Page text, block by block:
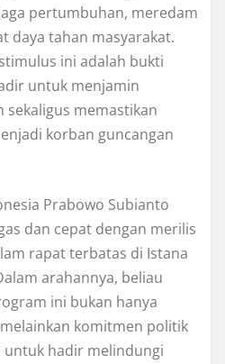
pertumbuhan, meredam
daya tahan masyarakat.
ini adalah bukti
untuk menjamin
memastikan
korban guncangan
Prabowo Subianto
dan cepat dengan merilis
rapat terbatas di Istana
arahannya, beliau
ini bukan hanya
komitmen politik
hadir melindungi